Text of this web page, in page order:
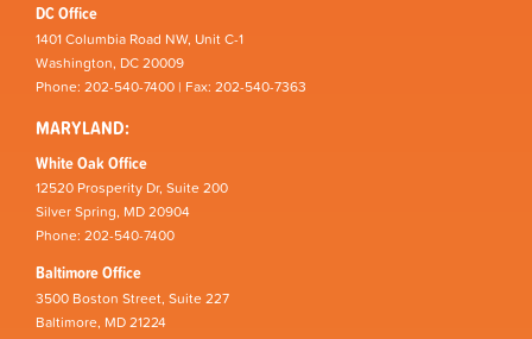
DC Office
1401 Columbia Road NW, Unit C-1
Washington, DC 20009
Phone: 202-540-7400 | Fax: 202-540-7363
MARYLAND:
White Oak Office
12520 Prosperity Dr, Suite 200
Silver Spring, MD 20904
Phone: 202-540-7400
Baltimore Office
3500 Boston Street, Suite 227
Baltimore, MD 21224